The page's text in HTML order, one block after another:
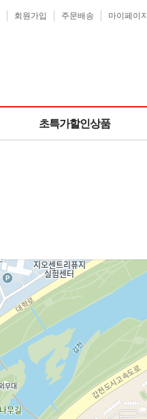
마이페이지
주문배송
회원가입
초특가할인상품